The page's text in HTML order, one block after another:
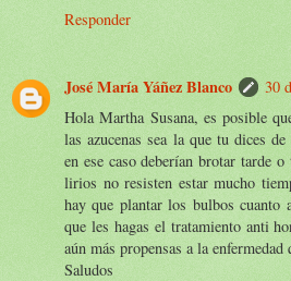
Responder
José María Yáñez Blanco
30
Hola Martha Susana, es posible
las azucenas sea la que tu dices
en ese caso deberían brotar tarde
lirios no resisten estar mucho
hay que plantar los bulbos cuanto
que les hagas el tratamiento anti
aún más propensas a la
Saludos